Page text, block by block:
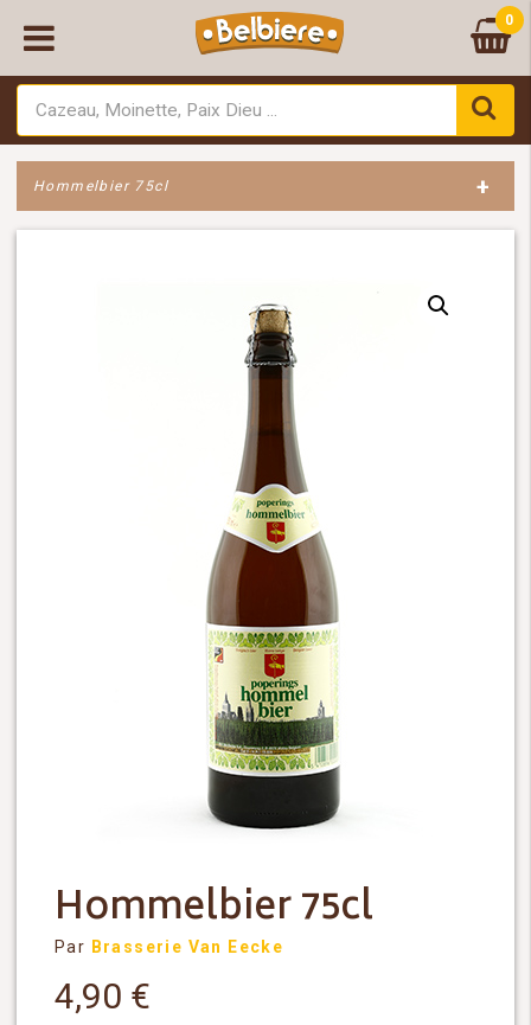
0
Hommelbier 75cl +
Hommelbier 75cl
Par Brasserie Van Eecke
4,90 €